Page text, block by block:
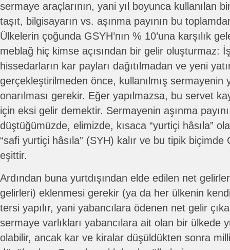
sermaye araçlarının, yani yıl boyunca kullanılan
taşıt, bilgisayarın vs. aşınma payının bu
Ülkelerin çoğunda GSYH’nın % 10’una karşılık
meblağ hiç kimse açısından bir gelir oluşturmaz:
hissedarların kar payları dağıtılmadan ve yeni
gerçekleştirilmeden önce, kullanılmış sermayenin
onarılması gerekir. Eğer yapılmazsa, bu servet
için eksi gelir demektir. Sermayenin aşınma
düştüğümüzde, elimizde, kısaca “yurtiçi hâsıla”
“safi yurtiçi hâsıla” (SYH) kalır ve bu tipik biçimde
eşittir.
Ardından buna yurtdışından elde edilen net
gelirleri) eklenmesi gerekir (ya da her ülkenin
tersi yapılır, yani yabancılara ödenen net gelir
sermaye varlıkları yabancılara ait olan bir ülkede
olabilir, ancak kar ve kiralar düşüldükten sonra